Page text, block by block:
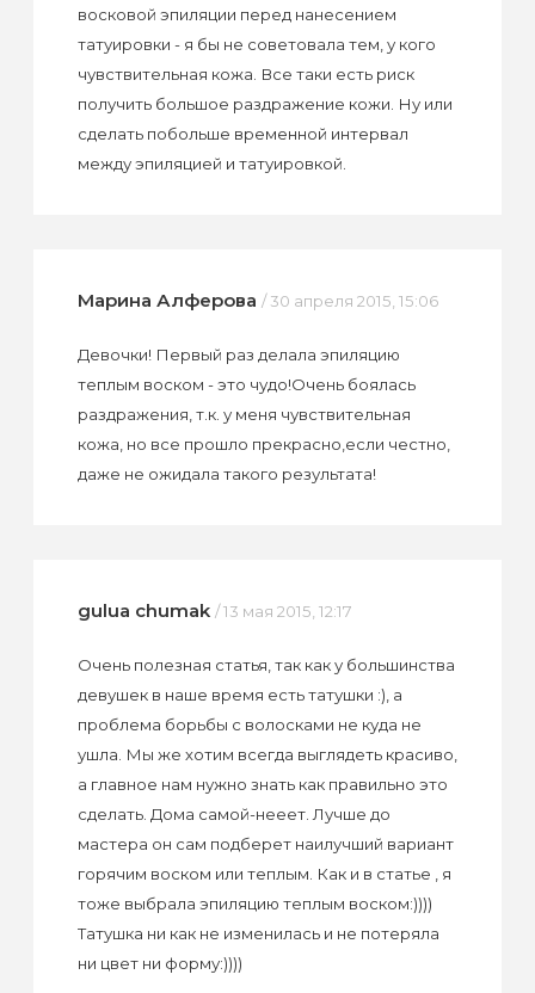
восковой эпиляции перед нанесением
татуировки - я бы не советовала тем, у кого
чувствительная кожа. Все таки есть риск
получить большое раздражение кожи. Ну или
сделать побольше временной интервал
между эпиляцией и татуировкой.
Марина Алферова / 30 апреля 2015, 15:06
Девочки! Первый раз делала эпиляцию
теплым воском - это чудо!Очень боялась
раздражения, т.к. у меня чувствительная
кожа, но все прошло прекрасно,если честно,
даже не ожидала такого результата!
gulua chumak / 13 мая 2015, 12:17
Очень полезная статья, так как у большинства
девушек в наше время есть татушки :), а
проблема борьбы с волосками не куда не
ушла. Мы же хотим всегда выглядеть красиво,
а главное нам нужно знать как правильно это
сделать. Дома самой-нееет. Лучше до
мастера он сам подберет наилучший вариант
горячим воском или теплым. Как и в статье , я
тоже выбрала эпиляцию теплым воском:))))
Татушка ни как не изменилась и не потеряла
ни цвет ни форму:))))